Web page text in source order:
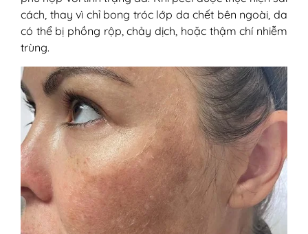
cách, thay vì chỉ bong tróc lớp da chết bên ngoài, da
có thể bị phồng rộp, chảy dịch, hoặc thậm chí nhiễm
trùng.